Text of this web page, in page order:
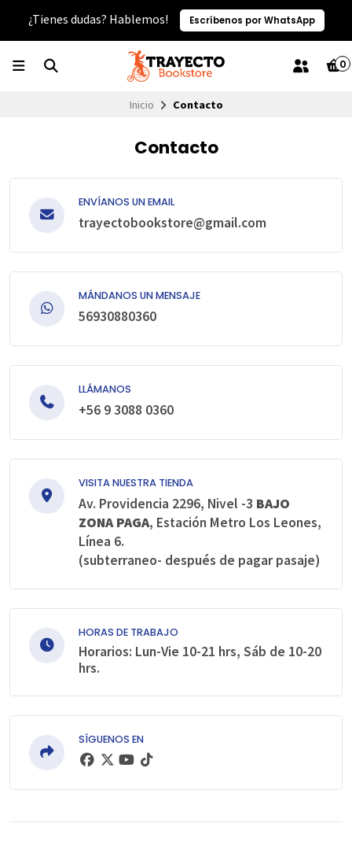
¿Tienes dudas? Hablemos! Escríbenos por WhatsApp
0
Inicio Contacto
Contacto
ENVÍANOS UN EMAIL
trayectobookstore@gmail.com
MÁNDANOS UN MENSAJE
56930880360
LLÁMANOS
+56 9 3088 0360
VISITA NUESTRA TIENDA
Av. Providencia 2296, Nivel -3 BAJO
ZONA PAGA, Estación Metro Los Leones,
Línea 6.
(subterraneo- después de pagar pasaje)
HORAS DE TRABAJO
Horarios: Lun-Vie 10-21 hrs, Sáb de 10-20
hrs.
SÍGUENOS EN